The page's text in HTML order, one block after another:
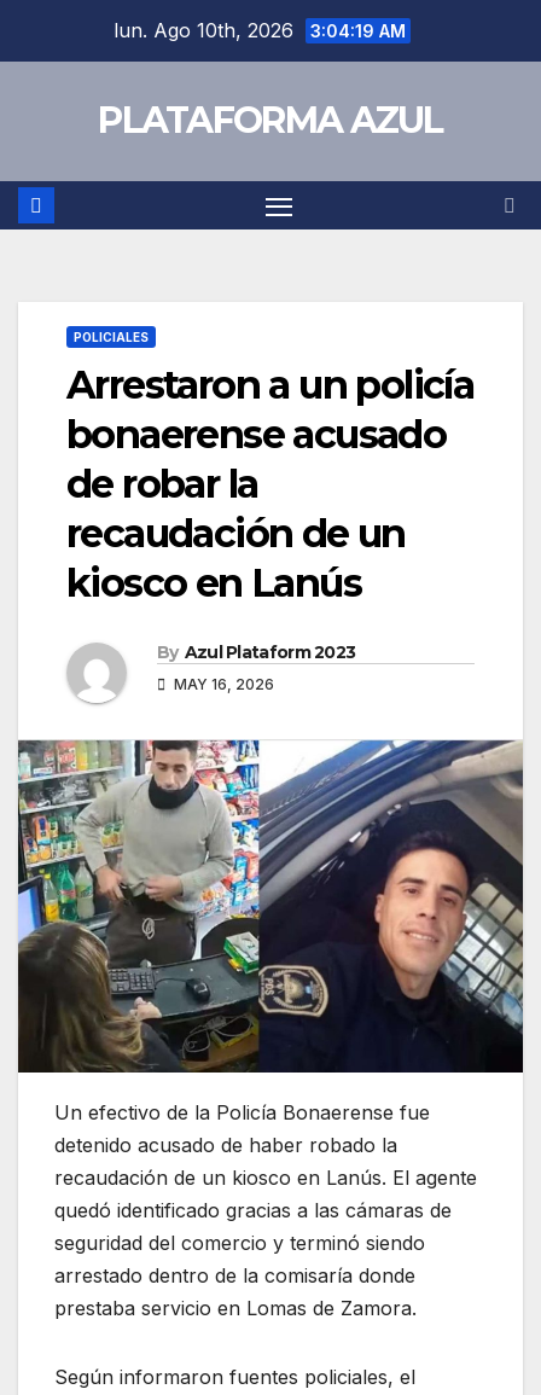
lun. Ago 10th, 2026 3:04:19 AM
PLATAFORMA AZUL
POLICIALES
Arrestaron a un policía
bonaerense acusado
de robar la
recaudación de un
kiosco en Lanús
By Azul Plataform 2023
MAY 16, 2026
Un efectivo de la Policía Bonaerense fue
detenido acusado de haber robado la
recaudación de un kiosco en Lanús. El agente
quedó identificado gracias a las cámaras de
seguridad del comercio y terminó siendo
arrestado dentro de la comisaría donde
prestaba servicio en Lomas de Zamora.
Según informaron fuentes policiales, el